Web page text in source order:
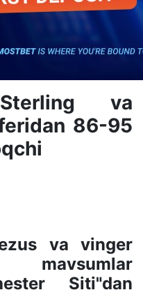
va
86-95
va vinger
mavsumlar
Siti"dan